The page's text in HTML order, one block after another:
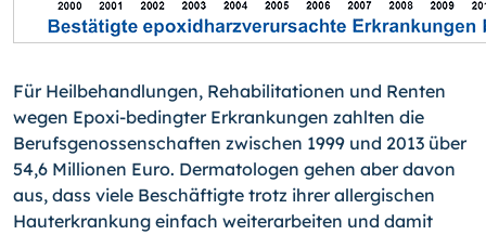
Für Heilbehandlungen, Rehabilitationen und Renten
wegen Epoxi-bedingter Erkrankun­gen zahlten die
Berufsgenossenschaften zwischen 1999 und 2013 über
54,6 Millionen Euro. Dermatologen gehen aber davon
aus, dass viele Beschäftigte trotz ihrer allergi­schen
Hauterkrankung einfach weiterarbeiten und damit